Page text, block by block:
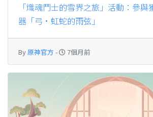
「熾魂鬥士的雪界之旅」活動：參
器「弓·虹蛇的雨弦」
By 原神官方 - 7個月前